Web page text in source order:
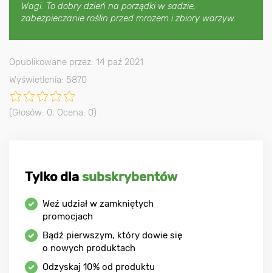
Wagi. To dobry dzień na porządki w sadzie,
zabezpieczanie roślin przed mrozem i zbiory warzyw.
Opublikowane przez: 14 paź 2021
Wyświetlenia: 5870
(Głosów: 0, Ocena: 0)
Tylko dla subskrybentów
Weź udział w zamkniętych
promocjach
Bądź pierwszym, który dowie się
o nowych produktach
Odzyskaj 10% od produktu